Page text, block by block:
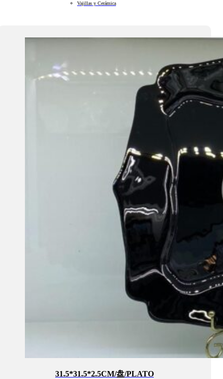
Vajillas y Cerámica
31.5*31.5*2.5CM/盘/PLATO